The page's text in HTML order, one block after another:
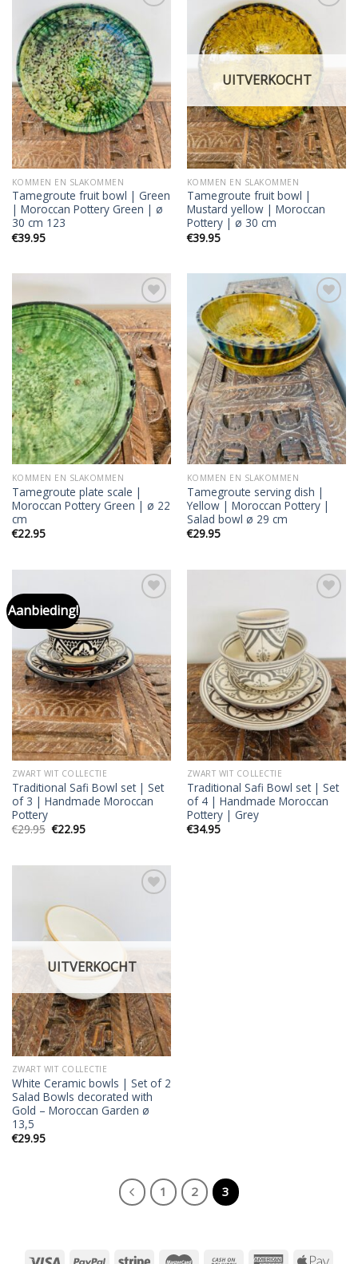
Add to
wishlist
KOMMEN EN SLAKOMMEN
Tamegroute fruit bowl | Green
| Moroccan Pottery Green | ø
30 cm 123
€39.95
Add to
wishlist
UITVERKOCHT
KOMMEN EN SLAKOMMEN
Tamegroute fruit bowl |
Mustard yellow | Moroccan
Pottery | ø 30 cm
€39.95
Add to
wishlist
KOMMEN EN SLAKOMMEN
Tamegroute plate scale |
Moroccan Pottery Green | ø 22
cm
€22.95
Add to
wishlist
KOMMEN EN SLAKOMMEN
Tamegroute serving dish |
Yellow | Moroccan Pottery |
Salad bowl ø 29 cm
€29.95
Aanbieding!
wishlist
ZWART WIT COLLECTIE
Traditional Safi Bowl set | Set
of 3 | Handmade Moroccan
Pottery
€29.95 Oorspronkelijke
€22.95Huidige
wishlist
ZWART WIT COLLECTIE
Traditional Safi Bowl set | Set
of 4 | Handmade Moroccan
Pottery | Grey
€34.95
wishlist
UITVERKOCHT
ZWART WIT COLLECTIE
White Ceramic bowls | Set of 2
Salad Bowls decorated with
Gold – Moroccan Garden ø
13,5
€29.95
1 2 3